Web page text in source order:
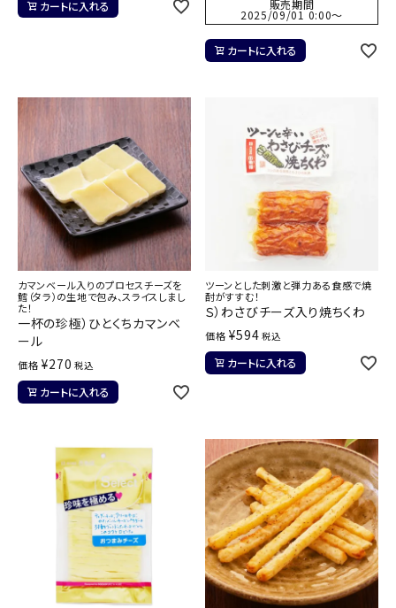
カートに入れる 販売期間
2025/09/01 0:00〜
カートに入れる
カマンベール入りのプロセスチーズを
鱈（タラ）の生地で包み、スライスしまし
た！
一杯の珍極）ひとくちカマンベ
ール
価格 ¥270 税込
カートに入れる
ツーンとした刺激と弾力ある食感で焼
酎がすすむ！
Ｓ）わさびチーズ入り焼ちくわ
価格 ¥594 税込
カートに入れる